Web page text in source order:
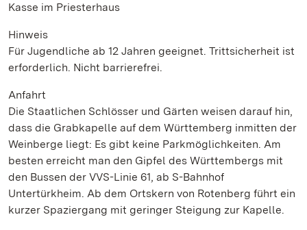
Kasse im Priesterhaus
Hinweis
Für Jugendliche ab 12 Jahren geeignet. Trittsicherheit ist
erforderlich. Nicht barrierefrei.
Anfahrt
Die Staatlichen Schlösser und Gärten weisen darauf hin,
dass die Grabkapelle auf dem Württemberg inmitten der
Weinberge liegt: Es gibt keine Parkmöglichkeiten. Am
besten erreicht man den Gipfel des Württembergs mit
den Bussen der VVS-Linie 61, ab S-Bahnhof
Untertürkheim. Ab dem Ortskern von Rotenberg führt ein
kurzer Spaziergang mit geringer Steigung zur Kapelle.